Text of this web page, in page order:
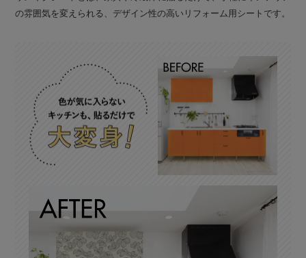
の雰囲気を変えられる、デザイン性の高いリフォーム用シートです。